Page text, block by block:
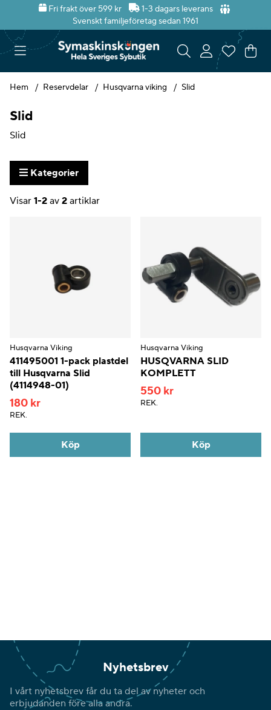
Fri frakt över 599 kr
1-3 dagars leverans
Svenskt familjeföretag sedan 1961
.
Hem Reservdelar Husqvarna viking Slid
Slid
Slid
Kategorier
Visar 1-2 av 2 artiklar
Husqvarna Viking
411495001 1-pack plastdel
till Husqvarna Slid
(4114948-01)
180 kr
REK.
Köp
Husqvarna Viking
HUSQVARNA SLID
KOMPLETT
550 kr
REK.
Köp
Nyhetsbrev
I vårt nyhetsbrev får du ta del av nyheter och
erbjudanden före alla andra.